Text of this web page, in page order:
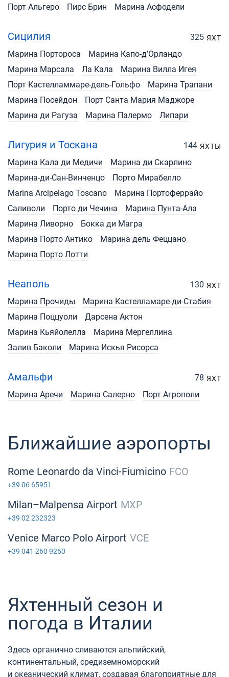
Порт Альгеро
Пирс Брин Марина Асфодели
Сицилия 325 ЯХТ
Марина Портороса
Марина Капо-д’Орландо
Марина Марсала
Ла Кала
Марина Вилла Игея
Порт Кастелламмаре-дель-Гольфо
Марина Трапани
Марина Посейдон
Порт Санта Мария Маджоре
Марина ди Рагуза
Марина Палермо Липари
Лигурия и Тоскана 144 ЯХТЫ
Марина Кала ди Медичи
Марина ди Скарлино
Марина-ди-Сан-Винченцо
Порто Мирабелло
Marina Arcipelago Toscano
Марина Портоферрайо
Саливоли
Порто ди Чечина
Марина Пунта-Ала
Марина Ливорно
Бокка ди Магра
Марина Порто Антико
Марина дель Феццано
Марина Порто Лотти
Неаполь 130 ЯХТ
Марина Прочиды
Марина Кастелламаре-ди-Стабия
Марина Поццуоли
Дарсена Актон
Марина Кьяйолелла
Марина Мергеллина
Залив Баколи
Марина Искья Рисорса
Амальфи 78 ЯХТ
Марина Аречи Марина Салерно Порт Агрополи
Ближайшие аэропорты
Rome Leonardo da Vinci-Fiumicino FCO
+39 06 65951
Milan–Malpensa Airport MXP
+39 02 232323
Venice Marco Polo Airport VCE
+39 041 260 9260
Яхтенный сезон и
погода в Италии
Здесь органично сливаются альпийский,
континентальный, средиземноморский
и океанический климат, создавая благоприятные для